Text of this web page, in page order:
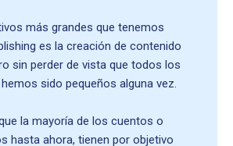
más grandes que tenemos
es la creación de contenido
sin perder de vista que todos los
sido pequeños alguna vez.
la mayoría de los cuentos o
hasta ahora, tienen por objetivo